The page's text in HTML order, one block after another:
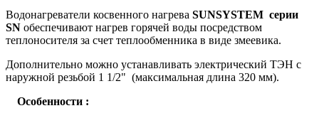
Водонагреватели косвенного нагрева SUNSYSTEM серии
SN обеспечивают нагрев горячей воды посредством
теплоносителя за счет теплообменника в виде змеевика.
Дополнительно можно устанавливать электрический ТЭН с
наружной резьбой 1 1/2" (максимальная длина 320 мм).
Особенности :